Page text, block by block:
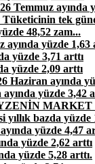
Temmuz ayında
tek
48,52 zam...
yüzde 1,63
yüzde 3,71 arttı
yüzde 2,09 arttı
Haziran ayında
yüzde 3,42
MARKET
bazda yüzde
yüzde 4,47
yüzde 2,62 arttı
yüzde 5,28 arttı.